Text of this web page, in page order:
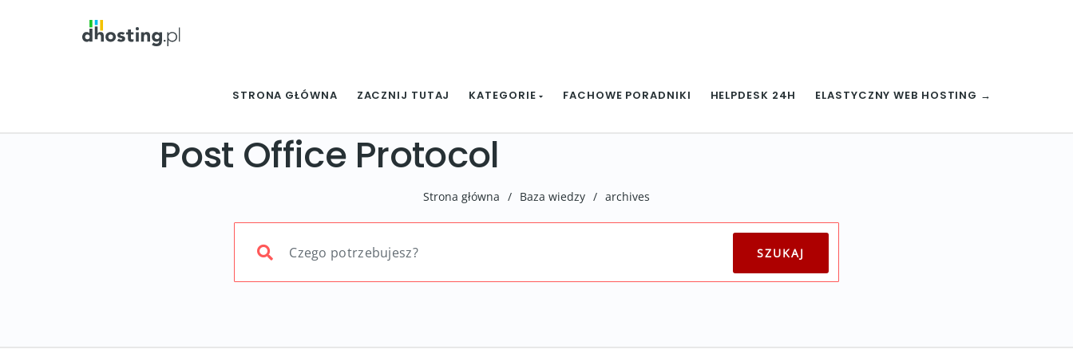
STRONA GŁÓWNA ZACZNIJ TUTAJ KATEGORIE FACHOWE PORADNIKI HELPDESK 24H ELASTYCZNY WEB HOSTING →
Post Office Protocol
Strona główna / Baza wiedzy / archives